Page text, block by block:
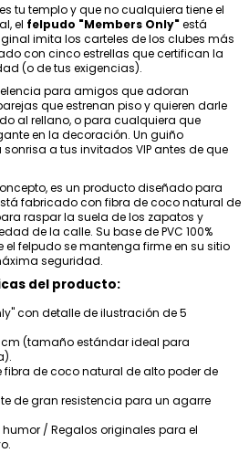
tu templo y que no cualquiera tiene el
el felpudo "Members Only"está
imita los carteles de los clubes más
con cinco estrellas que certifican la
(o de tus exigencias).
para amigos que adoran
que estrenan piso y quieren darle
al rellano, o para cualquiera que
en la decoración. Un guiño
a tus invitados VIP antes de que
es un producto diseñado para
fabricado con fibra de coco natural de
raspar la suela de los zapatos y
de la calle. Su base de PVC 100%
felpudo se mantenga firme en su sitio
seguridad.
del producto:
con detalle de ilustración de 5
cm (tamaño estándar ideal para
fibra de coco natural de alto poder de
de gran resistencia para un agarre
/ Regalos originales para el